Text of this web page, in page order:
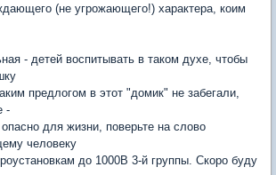
(не угрожающего!) характера, коим
- детей воспитывать в таком духе, чтобы
предлогом в этот "домик" не забегали,
-
для жизни, поверьте на слово
человеку
до 1000В 3-й группы. Скоро буду